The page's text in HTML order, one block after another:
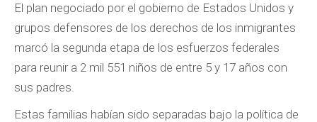
El plan negociado por el gobierno de Estados Unidos y
grupos defensores de los derechos de los inmigrantes
marcó la segunda etapa de los esfuerzos federales
para reunir a 2 mil 551 niños de entre 5 y 17 años con
sus padres.
Estas familias habían sido separadas bajo la política de